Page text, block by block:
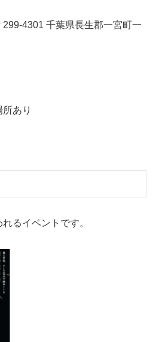
4301 千葉県長生郡一宮町一
あり
るイベントです。